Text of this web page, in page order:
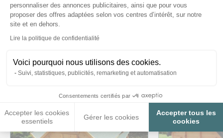
personnaliser des annonces publicitaires, ainsi que pour vous
proposer des offres adaptées selon vos centres d’intérêt, sur notre
site et en dehors.
Lire la politique de confidentialité
Voici pourquoi nous utilisons des cookies.
Suivi, statistiques, publicités, remarketing et automatisation
Consentements certifiés par
Accepter les cookies
essentiels
Gérer les cookies
Accepter tous les
cookies
Axeptio consent
Ces produits peuvent vous